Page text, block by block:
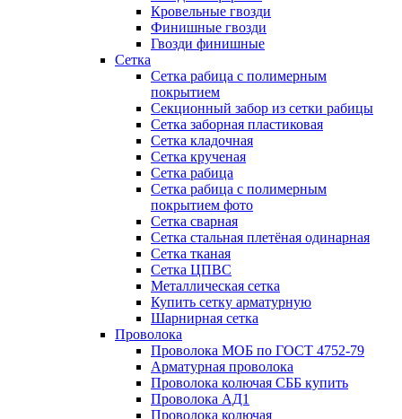
Кровельные гвозди
Финишные гвозди
Гвозди финишные
Сетка
Сетка рабица с полимерным
покрытием
Секционный забор из сетки рабицы
Сетка заборная пластиковая
Сетка кладочная
Сетка крученая
Сетка рабица
Сетка рабица с полимерным
покрытием фото
Сетка сварная
Сетка стальная плетёная одинарная
Сетка тканая
Сетка ЦПВС
Металлическая сетка
Купить сетку арматурную
Шарнирная сетка
Проволока
Проволока МОБ по ГОСТ 4752-79
Арматурная проволока
Проволока колючая СББ купить
Проволока АД1
Проволока колючая